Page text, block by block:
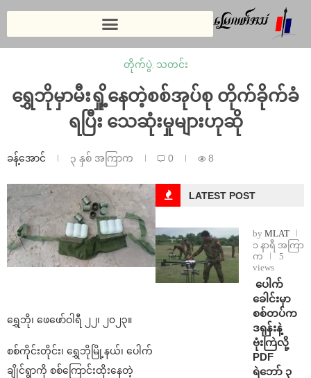
တိုက်ပွဲ, သတင်း
ရွှေဘိုမှာမီးရှို့နေတဲ့စစ်အုပ်စု တိုက်ခိုက်ခံ
ရပြီး သေဆုံးမှုများဟုဆို
ခန့်အောင် ၃ နှစ် အကြာက 0 8
ရွှေဘို၊ ဖေဖော်ဝါရီ ၂၂၊ ၂၀၂၃။
စစ်ကိုင်းတိုင်း၊ ရွှေဘိုမြို့နယ်၊ ပေါက်
ချိုင်ရွာကို စစ်ကြောင်းထိုးနေတဲ့
LATEST POST
by MLAT
၁ နာရီ အကြာ
က
5
views
⁩ ⁨ပေါက်
ခေါင်းမှာ
စစ်တပ်က
ဒရုန်းနဲ့
ဗုံးကြဲလို့
PDF
ရဲဘော် ၃